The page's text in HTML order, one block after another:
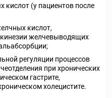
кислот (у пациентов после
кислот,
желчевыводящих
регуляции процессов
при хронических
гастрите,
холецистите.